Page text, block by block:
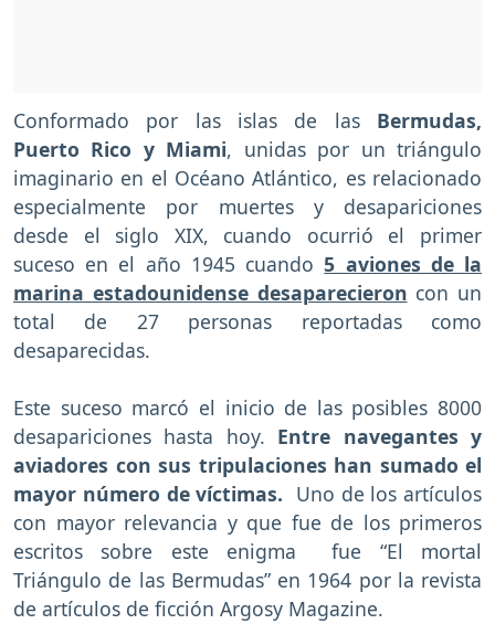
Conformado por las islas de las Bermudas,
Puerto Rico y Miami, unidas por un triángulo
imaginario en el Océano Atlántico, es relacionado
especialmente por muertes y desapariciones
desde el siglo XIX, cuando ocurrió el primer
suceso en el año 1945 cuando5 aviones de la
marina estadounidense desaparecieron con un
total de 27 personas reportadas como
desaparecidas.
Este suceso marcó el inicio de las posibles 8000
desapariciones hasta hoy. Entre navegantes y
aviadores con sus tripulaciones han sumado el
mayor número de víctimas. Uno de los artículos
con mayor relevancia y que fue de los primeros
escritos sobre este enigma fue “El mortal
Triángulo de las Bermudas” en 1964 por la revista
de artículos de ficción Argosy Magazine.